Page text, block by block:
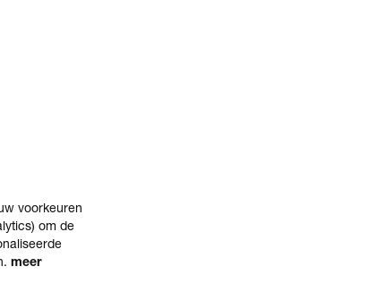
voorkeuren
om de
meer